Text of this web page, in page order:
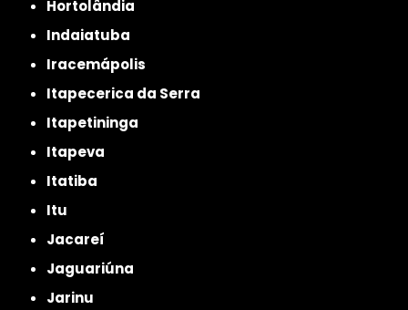
Hortolândia
Indaiatuba
Iracemápolis
Itapecerica da Serra
Itapetininga
Itapeva
Itatiba
Itu
Jacareí
Jaguariúna
Jarinu